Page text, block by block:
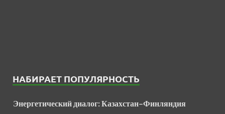
НАБИРАЕТ ПОПУЛЯРНОСТЬ
Энергетический диалог: Казахстан–Финляндия